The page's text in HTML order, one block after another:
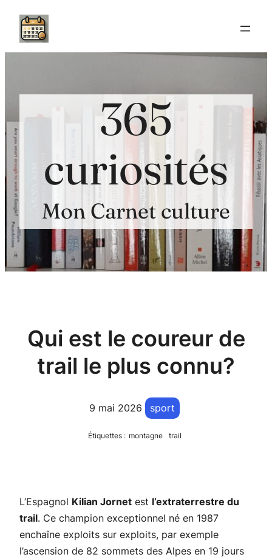
Aller
contenu
365
curiosités
Mon Carnet culture
Qui est le coureur de
trail le plus connu?
9 mai 2026 sport
Étiquettes : montagne trail
L’Espagnol Kilian Jornet est l’extraterrestre du
trail. Ce champion exceptionnel né en 1987
enchaîne exploits sur exploits, par exemple
l’ascension de 82 sommets des Alpes en 19 jours